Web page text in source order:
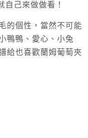
己來做做看！
的個性，當然不可能
鴨鴨、愛心、小兔
給也喜歡蘭姆葡萄夾